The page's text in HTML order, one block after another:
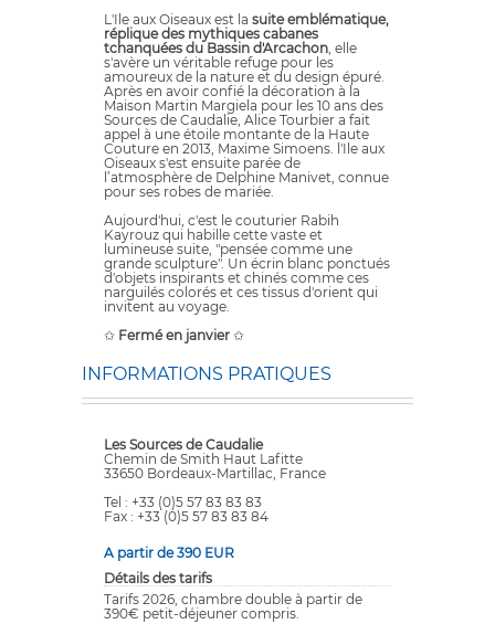
L'Ile aux Oiseaux est la suite emblématique,
réplique des mythiques cabanes
tchanquées du Bassin d'Arcachon , elle
s'avère un véritable refuge pour les
amoureux de la nature et du design épuré.
Après en avoir confié la décoration à la
Maison Martin Margiela pour les 10 ans des
Sources de Caudalie, Alice Tourbier a fait
appel à une étoile montante de la Haute
Couture en 2013, Maxime Simoens. l'Ile aux
Oiseaux s'est ensuite parée de
l’atmosphère de Delphine Manivet, connue
pour ses robes de mariée.
Aujourd'hui, c'est le couturier Rabih
Kayrouz qui habille cette vaste et
lumineuse suite, "pensée comme une
grande sculpture". Un écrin blanc ponctués
d'objets inspirants et chinés comme ces
narguilés colorés et ces tissus d'orient qui
invitent au voyage.
✩ Fermé en janvier ✩
INFORMATIONS PRATIQUES
Les Sources de Caudalie
Chemin de Smith Haut Lafitte
33650 Bordeaux-Martillac, France
Tel : +33 (0)5 57 83 83 83
Fax : +33 (0)5 57 83 83 84
A partir de 390 EUR
Détails des tarifs
Tarifs 2026, chambre double à partir de
390€ petit-déjeuner compris.